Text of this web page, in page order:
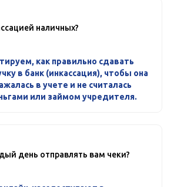
наличных?
как правильно сдавать
в банк (инкассация), чтобы она
в учете и не считалась
или займом учредителя.
день отправлять вам чеки?